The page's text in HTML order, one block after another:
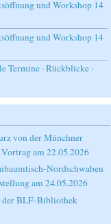
und Workshop 14
und Workshop 14
Termine ·Rückblicke ·
von der Münchner
am 22.05.2026
Nordschwaben
am 24.05.2026
der BLF-Bibliothek